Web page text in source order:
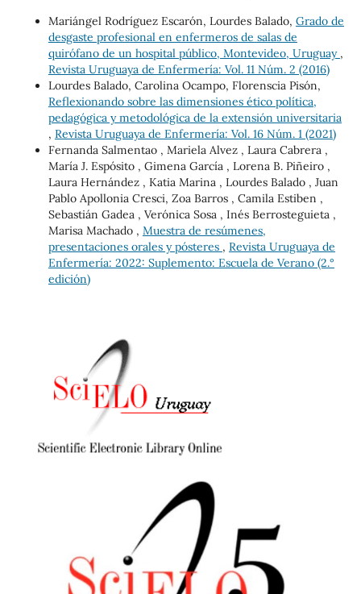
Mariángel Rodríguez Escarón, Lourdes Balado, Grado de
desgaste profesional en enfermeros de salas de
quirófano de un hospital público, Montevideo, Uruguay ,
Revista Uruguaya de Enfermería: Vol. 11 Núm. 2 (2016)
Lourdes Balado, Carolina Ocampo, Florenscia Pisón,
Reflexionando sobre las dimensiones ético política,
pedagógica y metodológica de la extensión universitaria
, Revista Uruguaya de Enfermería: Vol. 16 Núm. 1 (2021)
Fernanda Salmentao , Mariela Alvez , Laura Cabrera ,
María J. Espósito , Gimena García , Lorena B. Piñeiro ,
Laura Hernández , Katia Marina , Lourdes Balado , Juan
Pablo Apollonia Cresci, Zoa Barros , Camila Estiben ,
Sebastián Gadea , Verónica Sosa , Inés Berrosteguieta ,
Marisa Machado , Muestra de resúmenes,
presentaciones orales y pósteres , Revista Uruguaya de
Enfermería: 2022: Suplemento: Escuela de Verano (2.°
edición)